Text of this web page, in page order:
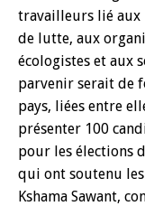
travailleurs lié aux
de lutte, aux
écologistes et aux
parvenir serait de
pays, liées entre
présenter 100
pour les élections
qui ont soutenu
Kshama Sawant,